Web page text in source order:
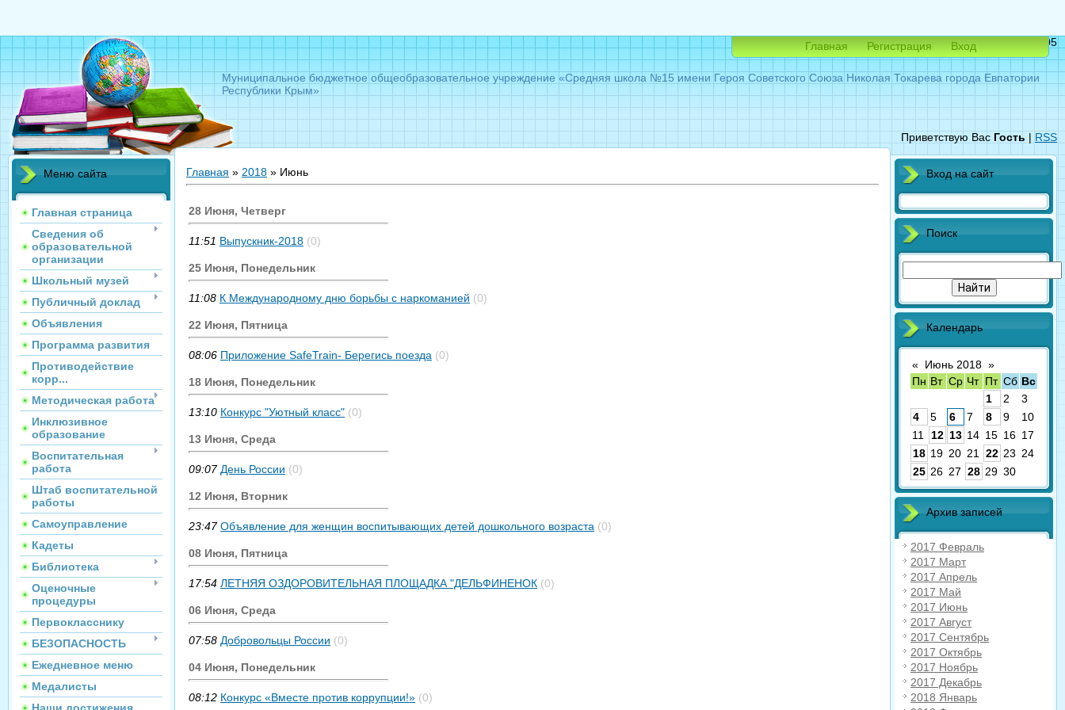
Четверг, 06.08.2026, 07:05
Приветствую Вас Гость | RSS
Муниципальное бюджетное общеобразовательное учреждение «Средняя школа №15 имени Героя Советского Союза Николая Токарева города Евпатории
Республики Крым»
Главная Регистрация Вход
Меню сайта
Главная страница
Сведения об
образовательной
организации
Школьный музей
Публичный доклад
Объявления
Программа развития
Противодействие
корр...
Методическая работа
Инклюзивное
образование
Воспитательная
работа
Штаб воспитательной
работы
Самоуправление
Кадеты
Библиотека
Оценочные
процедуры
Первокласснику
БЕЗОПАСНОСТЬ
Ежедневное меню
Медалисты
Главная » 2018 » Июнь
28 Июня, Четверг
11:51 Выпускник-2018 (0)
25 Июня, Понедельник
11:08 К Международному дню борьбы с наркоманией (0)
22 Июня, Пятница
08:06 Приложение SafeTrain- Берегись поезда (0)
18 Июня, Понедельник
13:10 Конкурс "Уютный класс" (0)
13 Июня, Среда
09:07 День России (0)
12 Июня, Вторник
23:47 Объявление для женщин воспитывающих детей дошкольного возраста (0)
08 Июня, Пятница
17:54 ЛЕТНЯЯ ОЗДОРОВИТЕЛЬНАЯ ПЛОЩАДКА "ДЕЛЬФИНЕНОК (0)
06 Июня, Среда
07:58 Добровольцы России (0)
04 Июня, Понедельник
08:12 Конкурс «Вместе против коррупции!» (0)
Вход на сайт
Поиск
Календарь
« Июнь 2018 »
Пн Вт Ср Чт Пт Сб Вс
1
2
3
4
5 6 7 8 9
10
11
12 13 14 15 16 17
18 19 20 21 22 23 24
25 26 27 28 29 30
Архив записей
2017 Февраль
2017 Март
2017 Апрель
2017 Май
2017 Июнь
2017 Август
2017 Сентябрь
2017 Октябрь
2017 Ноябрь
2017 Декабрь
2018 Январь